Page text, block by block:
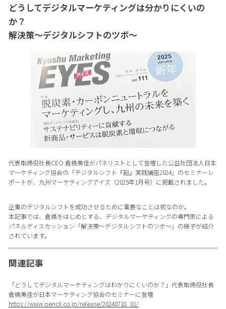
どうしてデジタルマーケティングは分かりにくいの
か？
解決策〜デジタルシフトのツボ〜
代表取締役社長CEO 倉橋美佳がパネリストとして登壇した公益社団法人日本
マーケティング協会の「デジタルシフト『超』実践講座2024」のセミナーレ
ポートが、九州マーケティングアイズ（2025年1月号）に掲載されました。
企業のデジタルシフトを成功させるために重要なことは何なのか。
本記事では、倉橋をはじめとする、デジタルマーケティングの専門家による
パネルディスカッション「解決策〜デジタルシフトのツボ〜」の様子が紹介
されています。
関連記事
「どうしてデジタルマーケティングはわかりにくいのか？」代表取締役社長
倉橋美佳が日本マーケティング協会のセミナーに登壇
https://www.pencil.co.jp/release/20240718_01/